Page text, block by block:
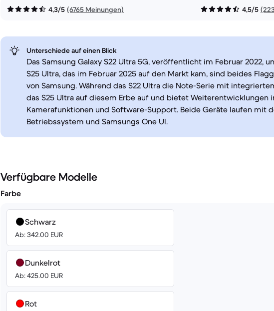
4,3/5 (6765 Meinungen) 4,5/5
Unterschiede auf einen Blick
Das Samsung Galaxy S22 Ultra 5G, veröffentlicht im Februar 2022,
S25 Ultra, das im Februar 2025 auf den Markt kam, sind beides
von Samsung. Während das S22 Ultra die Note-Serie mit
das S25 Ultra auf diesem Erbe auf und bietet Weiterentwicklungen
Kamerafunktionen und Software-Support. Beide Geräte laufen mit
Betriebssystem und Samsungs One UI.
Verfügbare Modelle
Farbe
Schwarz
Ab: 342.00 EUR
Dunkelrot
Ab: 425.00 EUR
Rot